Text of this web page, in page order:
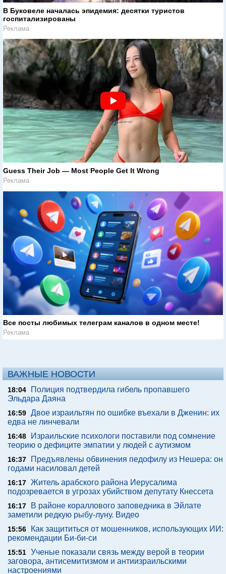
В Буковеле началась эпидемия: десятки туристов
госпитализированы
Реклама
Guess Their Job — Most People Get It Wrong
Реклама
Все посты любимых телеграм каналов в одном месте!
Реклама
ВАЖНЫЕ НОВОСТИ
18:04
Полиция подтвердила гибель пропавшего
Эльдара Даяна
16:59 Двое израильтян по ошибке въехали в Дженин: их
едва не линчевали
16:48
Израильские психологи поставили под сомнение
теорию о дефиците эмпатии у людей с аутизмом
16:37
Предъявлены обвинения педофилу из Нешера: он
годами насиловал детей
16:17 Житель арабского района Иерусалима
подозревается в угрозах убийством депутату Кнессета
16:17
В районе кораллового заповедника в Эйлате
заметили редкую рыбу-луну. Видео
15:56
Как защититься от мошенников, использующих ИИ:
рекомендации Би-би-си
15:51 Ученые показали связь между верой в теории
заговора, антисемитизмом и антиизраильскими
настроениями